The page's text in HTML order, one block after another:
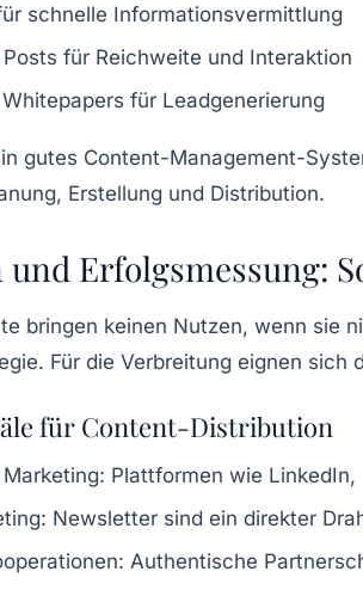
schnelle Informationsvermittlung
für Reichweite und Interaktion
für Leadgenerierung
gutes Content-Management-
Erstellung und Distribution.
Erfolgsmessung:
bringen keinen Nutzen, wenn sie
Für die Verbreitung eignen sich
für Content-Distribution
Plattformen wie
Newsletter sind ein direkter
Authentische